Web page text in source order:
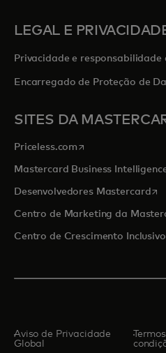
LEGAL E
Privacidade e responsabilidade
Encarregado de Proteção de
SITES DA
Priceless.com abre em uma nova
Mastercard Business
Desenvolvedores Mastercard
Centro de Marketing da
Centro de Crescimento Inclusivo
Aviso de Privacidade
Global